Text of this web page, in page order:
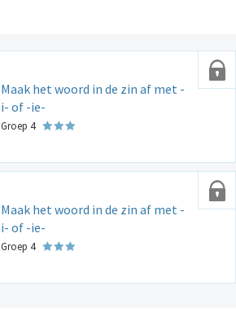
Maak het woord in de zin af met -
i- of -ie-
Groep 4
Maak het woord in de zin af met -
i- of -ie-
Groep 4